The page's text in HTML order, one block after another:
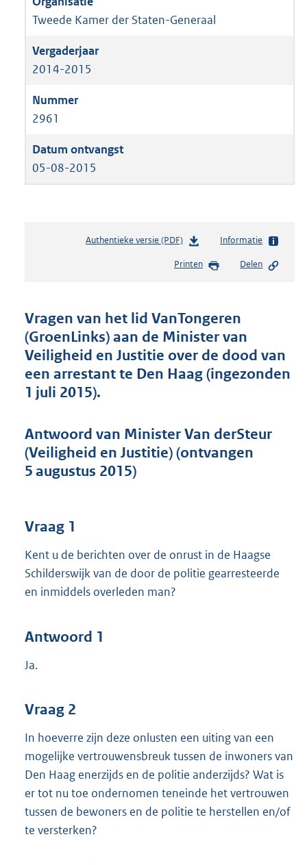
Tweede Kamer der Staten-Generaal
2014-2015
2961
05-08-2015
Authentieke versie (PDF)b
s
n
d
s
g
r
t
e
:
Informatie
Printen Delen
Vragen van het lid VanTongeren
(GroenLinks) aan de Minister van
Veiligheid en Justitie over de dood van
een arrestant te Den Haag (ingezonden
1 juli 2015).
Antwoord van Minister Van derSteur
(Veiligheid en Justitie) (ontvangen
5 augustus 2015)
Vraag 1
Kent u de berichten over de onrust in de Haagse
Schilderswijk van de door de politie gearresteerde
en inmiddels overleden man?
Antwoord 1
Ja.
Vraag 2
In hoeverre zijn deze onlusten een uiting van een
mogelijke vertrouwensbreuk tussen de inwoners van
Den Haag enerzijds en de politie anderzijds? Wat is
er tot nu toe ondernomen teneinde het vertrouwen
tussen de bewoners en de politie te herstellen en/of
te versterken?